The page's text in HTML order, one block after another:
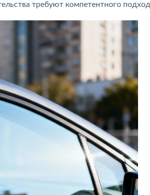
требуют компетентного